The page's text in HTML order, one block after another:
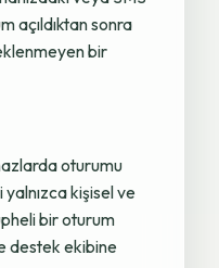
açıldıktan sonra
bir
oturumu
kişisel ve
bir oturum
destek ekibine